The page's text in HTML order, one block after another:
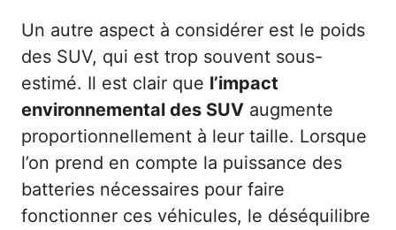
Un autre aspect à considérer est le poids
des SUV, qui est trop souvent sous-
estimé. Il est clair que l’impact
environnemental des SUV augmente
proportionnellement à leur taille. Lorsque
l’on prend en compte la puissance des
batteries nécessaires pour faire
fonctionner ces véhicules, le déséquilibre